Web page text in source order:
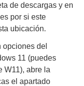
de descargas y en
por si este
ubicación.
opciones del
11 (puedes
W11), abre la
el apartado